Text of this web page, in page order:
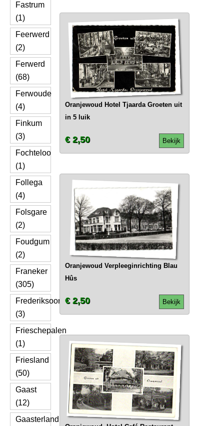
Fastrum
(1)
Feerwerd
(2)
Ferwerd
(68)
Ferwoude
(4)
Finkum
(3)
Fochteloo
(1)
Follega
(4)
Folsgare
(2)
Foudgum
(2)
Franeker
(305)
Frederiksoord
(3)
Frieschepalen
(1)
Friesland
(50)
Gaast
(12)
Gaasterland
Oranjewoud Hotel Tjaarda Groeten uit
in 5 luik
Bekijk
€ 2,50
Oranjewoud Verpleeginrichting Blau
Hûs
Bekijk
€ 2,50